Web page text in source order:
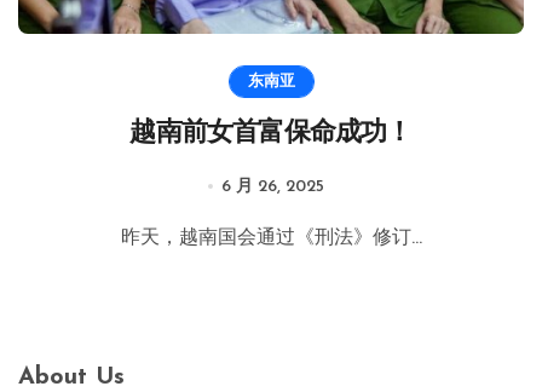
东南亚
越南前女首富保命成功！
6 月 26, 2025
昨天，越南国会通过《刑法》修订...
About Us